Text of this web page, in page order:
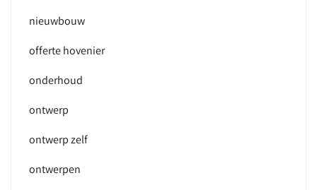
nieuwbouw
offerte hovenier
onderhoud
ontwerp
ontwerp zelf
ontwerpen